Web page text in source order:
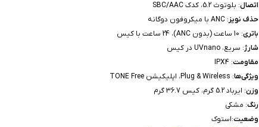
اتصال: بلوتوث 5.2، کدک SBC/AAC
حذف نویز: ANC با میکروفون دوگانه
باتری: 10 ساعت (بدون ANC)، 24 ساعت با کیس
شارژ: سریع، UVnano در کیس
مقاومت: IPX4
ویژگی‌ها: Plug & Wireless، اپلیکیشن TONE Free
وزن: ایرباد 5.2 گرم، کیس 36.7 گرم
رنگ: مشکی
وضعیت:استوک